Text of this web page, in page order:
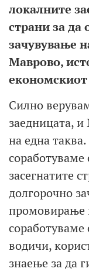
локалните
страни за да
зачувување
Маврово,
економскиот
Силно
заедницата,
на една
засегнатите
долгорочно
промовирање
соработуваме
водичи,
знаење за да